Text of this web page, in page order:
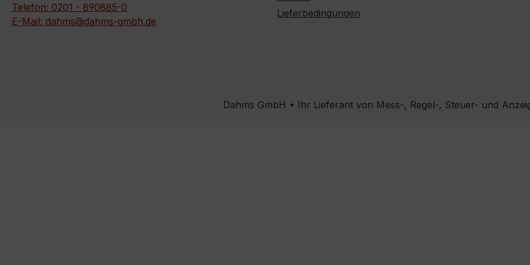
Telefon: 0201 - 890885-0
E-Mail: dahms@dahms-gmbh.de
Lieferbedingungen
Dahms GmbH • Ihr Lieferant von Mess-, Regel-, Steuer- und